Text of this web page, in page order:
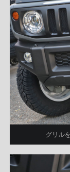
グリル